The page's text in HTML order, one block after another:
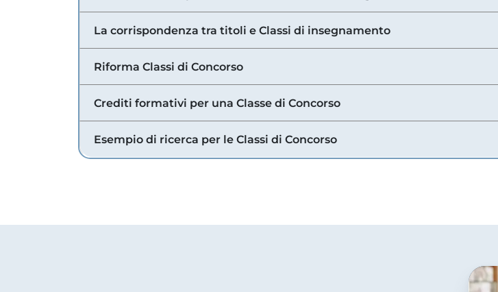
La corrispondenza tra titoli e Classi di insegnamento
Riforma Classi di Concorso
Crediti formativi per una Classe di Concorso
Esempio di ricerca per le Classi di Concorso